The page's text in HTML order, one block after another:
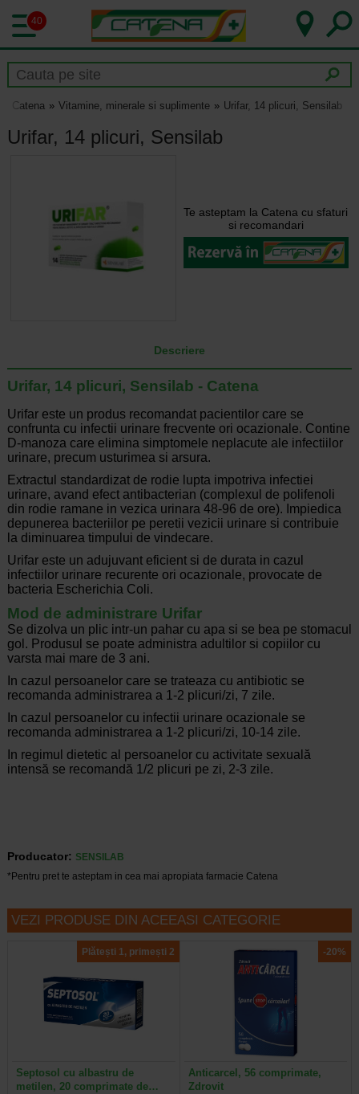
40
Catena Vitamine, minerale si suplimente Urifar, 14 plicuri, Sensilab
Urifar, 14 plicuri, Sensilab
Te asteptam la Catena cu sfaturi
si recomandari
Descriere
Urifar, 14 plicuri, Sensilab - Catena
Urifar este un produs recomandat pacientilor care se
confrunta cu infectii urinare frecvente ori ocazionale. Contine
D-manoza care elimina simptomele neplacute ale infectiilor
urinare, precum usturimea si arsura.
Extractul standardizat de rodie lupta impotriva infectiei
urinare, avand efect antibacterian (complexul de polifenoli
din rodie ramane in vezica urinara 48-96 de ore). Impiedica
depunerea bacteriilor pe peretii vezicii urinare si contribuie
la diminuarea timpului de vindecare.
Urifar este un adujuvant eficient si de durata in cazul
infectiilor urinare recurente ori ocazionale, provocate de
bacteria Escherichia Coli.
Mod de administrare Urifar
Se dizolva un plic intr-un pahar cu apa si se bea pe stomacul
gol. Produsul se poate administra adultilor si copiilor cu
varsta mai mare de 3 ani.
In cazul persoanelor care se trateaza cu antibiotic se
recomanda administrarea a 1-2 plicuri/zi, 7 zile.
In cazul persoanelor cu infectii urinare ocazionale se
recomanda administrarea a 1-2 plicuri/zi, 10-14 zile.
In regimul dietetic al persoanelor cu activitate sexuală
intensă se recomandă 1/2 plicuri pe zi, 2-3 zile.
Producator: SENSILAB
*Pentru pret te asteptam in cea mai apropiata farmacie Catena
VEZI PRODUSE DIN ACEEASI CATEGORIE
Plătești 1, primești 2
Septosol cu albastru de
metilen, 20 comprimate de…
-20%
Anticarcel, 56 comprimate,
Zdrovit